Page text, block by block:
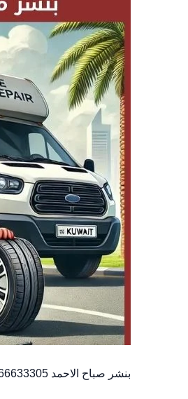
بنشر صباح الاحمد 66633305 بنشر متنقل صباح الاحمد الخدمة الأسرع والأقرب إليك